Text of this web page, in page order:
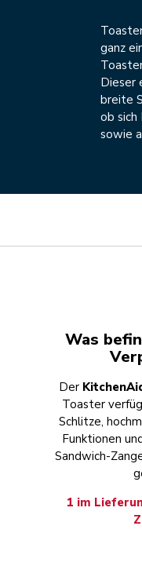
ganz
Dieser
breite
ob
sowie
Was
Der
Toaster
Schlitze,
Funktionen
Sandwich-
1 im